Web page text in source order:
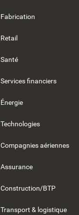
Fabrication
Retail
Santé
Services financiers
Énergie
Technologies
Compagnies aériennes
Assurance
Construction/BTP
Transport & logistique